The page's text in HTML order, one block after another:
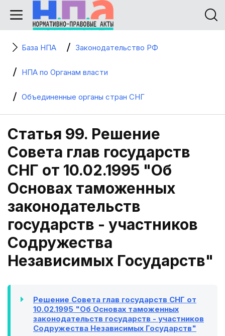
База НПА Законодательство РФ
НПА по Органам власти
Объединенные органы стран СНГ
Статья 99. Решение
Совета глав государств
СНГ от 10.02.1995 "Об
Основах таможенных
законодательств
государств - участников
Содружества
Независимых Государств"
Решение Совета глав государств СНГ от
10.02.1995 "Об Основах таможенных
законодательств государств - участников
Содружества Независимых Государств"